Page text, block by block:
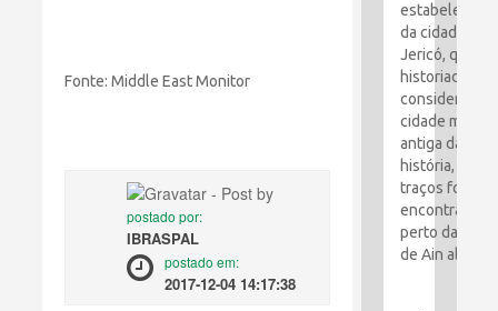
Fonte: Middle East Monitor
postado por:
IBRASPAL
postado em:
2017-12-04 14:17:38
da cidade de
Jericó, que os
historiadores
consideram a
cidade mais
antiga da
história, seus
traços foram
encontrados
perto da
de Ain al-